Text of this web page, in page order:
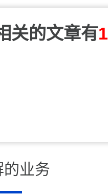
关的文章有1
业务